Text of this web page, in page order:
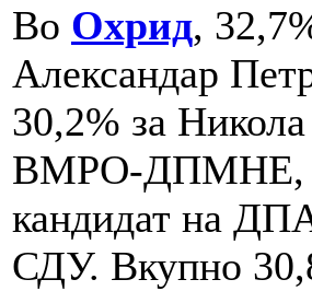
Во Охрид,
Александар
30,2% за
ВМРО-ДПМНЕ,
кандидат на
СДУ. Вкупно